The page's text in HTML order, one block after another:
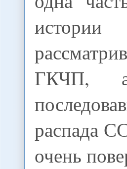
истории
ГКЧП,
распада
очень